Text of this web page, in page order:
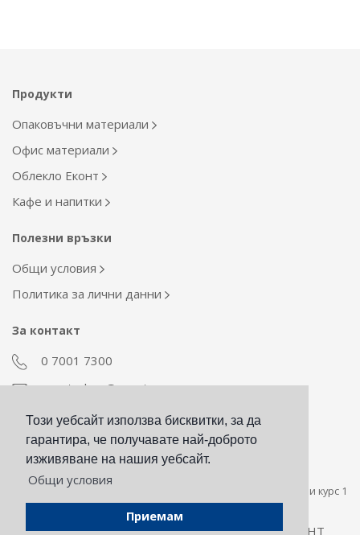
Този уебсайт използва бисквитки, за да
гарантира, че получавате най-доброто
изживяване на нашия уебсайт.
Общи условия
Приемам
Продукти
Опаковъчни материали
Офис материали
Облекло Еконт
Кафе и напитки
Полезни връзки
Общи условия
Политика за лични данни
За контакт
0 7001 7300
econt_shop@econt.com
Екип Материални ресурси
otdel_mr@econt.com
Стойността на сумата за плащане в евро е пресметната при курс 1
евро за 1,95583 лева.
Всички права запазени © 2026 - ЕКОНТ